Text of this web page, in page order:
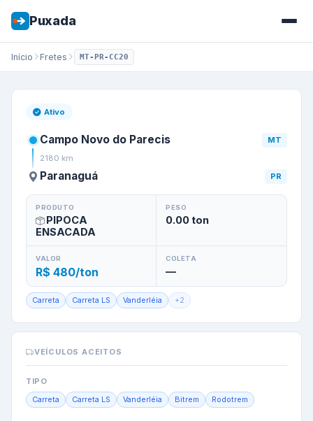
Puxada
Início Fretes MT-PR-CC20
Frete de
Ativo
Campo Novo do Parecis
MT
2180 km
Paranaguá PR
PRODUTO
PIPOCA
ENSACADA
PESO
0.00ton
VALOR
R$ 480/ton
COLETA
—
Carreta Carreta LS Vanderléia +2
VEÍCULOS ACEITOS
TIPO
Carreta Carreta LS Vanderléia Bitrem Rodotrem